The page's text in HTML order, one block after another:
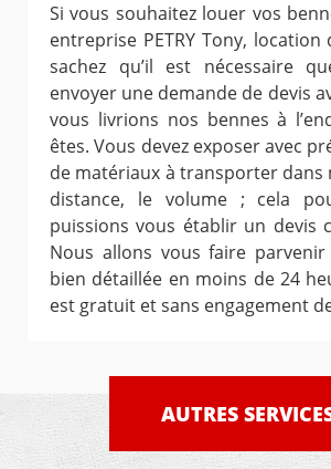
Si vous souhaitez louer vos
entreprise PETRY Tony, location
sachez qu’il est nécessaire
envoyer une demande de devis
vous livrions nos bennes à
êtes. Vous devez exposer avec
de matériaux à transporter dans
distance, le volume ; cela
puissions vous établir un devis
Nous allons vous faire
bien détaillée en moins de 24
est gratuit et sans engagement
AUTRES